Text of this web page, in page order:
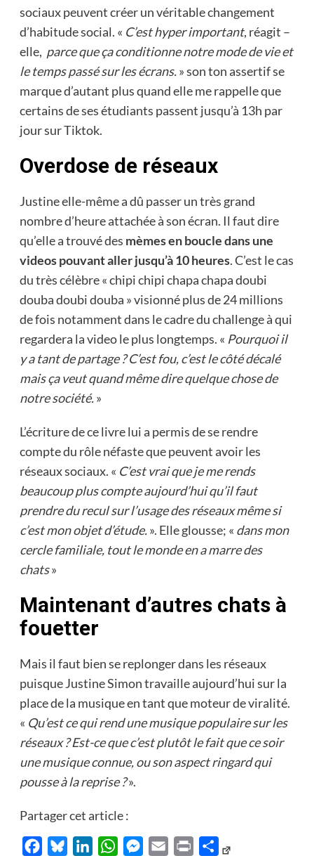
sociaux peuvent créer un véritable changement
d’habitude social. « C’est hyper important, réagit –
elle, parce que ça conditionne notre mode de vie et
le temps passé sur les écrans.» son ton assertif se
marque d’autant plus quand elle me rappelle que
certains de ses étudiants passent jusqu’à 13h par
jour sur Tiktok.
Overdose de réseaux
Justine elle-même a dû passer un très grand
nombre d’heure attachée à son écran. Il faut dire
qu’elle a trouvé des mèmes en boucle dans une
videos pouvant aller jusqu’à 10 heures. C’est le cas
du très célèbre « chipi chipi chapa chapa doubi
douba doubi douba » visionné plus de 24 millions
de fois notamment dans le cadre du challenge à qui
regardera la video le plus longtemps. « Pourquoi il
y a tant de partage ? C’est fou, c’est le côté décalé
mais ça veut quand même dire quelque chose de
notre société.»
L’écriture de ce livre lui a permis de se rendre
compte du rôle néfaste que peuvent avoir les
réseaux sociaux. « C’est vrai que je me rends
beaucoup plus compte aujourd’hui qu’il faut
prendre du recul sur l’usage des réseaux même si
c’est mon objet d’étude.». Elle glousse; « dans mon
cercle familiale, tout le monde en a marre des
chats»
Maintenant d’autres chats à
fouetter
Mais il faut bien se replonger dans les réseaux
puisque Justine Simon travaille aujourd’hui sur la
place de la musique en tant que moteur de viralité.
« Qu’est ce qui rend une musique populaire sur les
réseaux ? Est-ce que c’est plutôt le fait que ce soir
une musique connue, ou son aspect ringard qui
pousse à la reprise ?».
Partager cet article :
FacebookBlueskyLinkedInWhatsAppMessenger
Email Print Partager